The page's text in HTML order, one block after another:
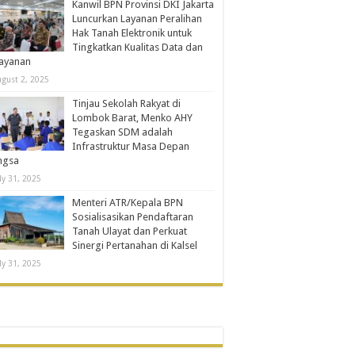
Kanwil BPN Provinsi DKI Jakarta
Luncurkan Layanan Peralihan
Hak Tanah Elektronik untuk
Tingkatkan Kualitas Data dan
2, 2025
Tinjau Sekolah Rakyat di
Lombok Barat, Menko AHY
Tegaskan SDM adalah
Infrastruktur Masa Depan
31, 2025
Menteri ATR/Kepala BPN
Sosialisasikan Pendaftaran
Tanah Ulayat dan Perkuat
Sinergi Pertanahan di Kalsel
31, 2025